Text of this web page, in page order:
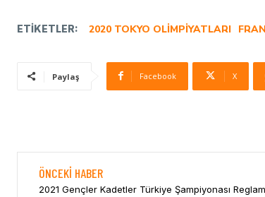
ETIKETLER: 2020 TOKYO OLIMPIYATLARI
Paylaş Facebook X
ÖNCEKI HABER
2021 Gençler Kadetler Türkiye Şampiyonası